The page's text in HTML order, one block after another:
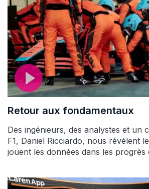
Retour aux fondamentaux
Des ingénieurs, des analystes et un
F1, Daniel Ricciardo, nous révèlent
jouent les données dans les progrès